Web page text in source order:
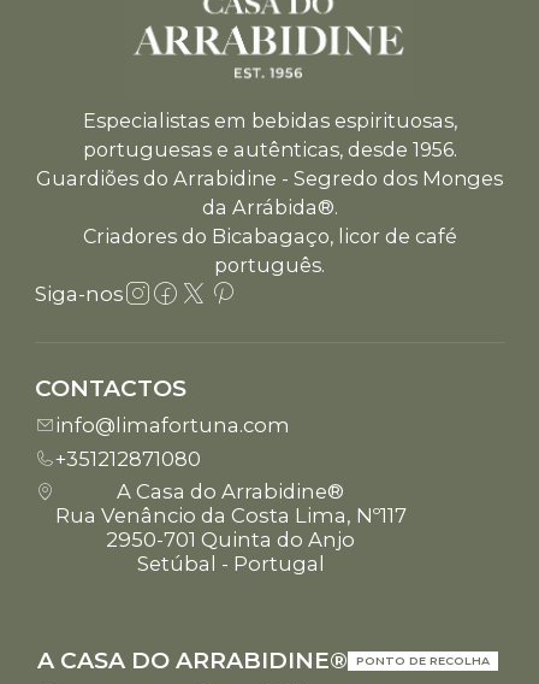
Especialistas em bebidas espirituosas,
portuguesas e autênticas, desde 1956.
Guardiões do Arrabidine - Segredo dos Monges
da Arrábida®.
Criadores do Bicabagaço, licor de café
português.
Siga-nos
CONTACTOS
info@limafortuna.com
+351212871080
A Casa do Arrabidine®
Rua Venâncio da Costa Lima, Nº117
2950-701 Quinta do Anjo
Setúbal - Portugal
A CASA DO ARRABIDINE® PONTO DE RECOLHA